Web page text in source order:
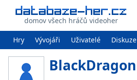
domov všech hráčů videoher
Hry Vývojáři Uživatelé Diskuze
BlackDragon